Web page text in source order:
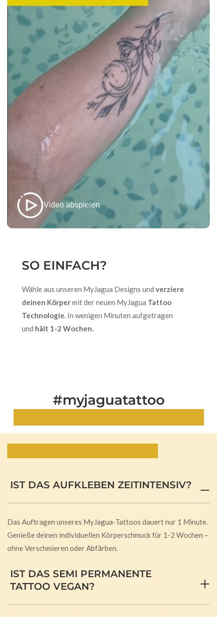
Video abspielen
SO EINFACH?
Wähle aus unseren MyJagua Designs und verziere
deinen Körpermit der neuen MyJagua Tattoo
Technologie. In wenigen Minuten aufgetragen
und hält 1-2 Wochen.
#myjaguatattoo
IST DAS AUFKLEBEN ZEITINTENSIV?
Das Auftragen unseres MyJagua-Tattoos dauert nur 1 Minute.
Genieße deinen individuellen Körperschmuck für 1-2 Wochen –
ohne Verschmieren oder Abfärben.
IST DAS SEMI PERMANENTE
TATTOO VEGAN?